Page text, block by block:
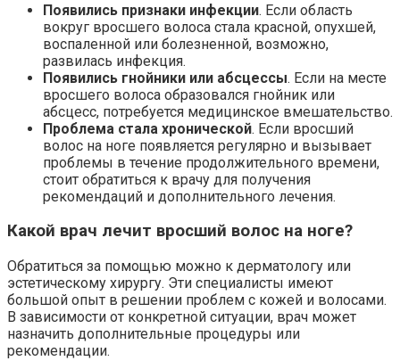
Появились признаки инфекции. Если область
вокруг вросшего волоса стала красной, опухшей,
воспаленной или болезненной, возможно,
развилась инфекция.
Появились гнойники или абсцессы. Если на месте
вросшего волоса образовался гнойник или
абсцесс, потребуется медицинское вмешательство.
Проблема стала хронической. Если вросший
волос на ноге появляется регулярно и вызывает
проблемы в течение продолжительного времени,
стоит обратиться к врачу для получения
рекомендаций и дополнительного лечения.
Какой врач лечит вросший волос на ноге?
Обратиться за помощью можно к дерматологу или
эстетическому хирургу. Эти специалисты имеют
большой опыт в решении проблем с кожей и волосами.
В зависимости от конкретной ситуации, врач может
назначить дополнительные процедуры или
рекомендации.